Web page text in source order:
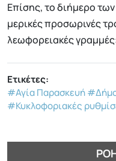
Επίσης, το διήμερο
μερικές προσωρινές
λεωφορειακές
Ετικέτες:
#Αγία Παρασκευή
#Κυκλοφοριακές